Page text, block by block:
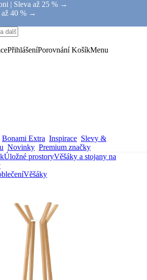
| Sleva až 25 % →
až 40 % →
PřihlášeníPorovnání KošíkMenu
Bonami Extra Inspirace Slevy &
Novinky Premium značky
Úložné prostoryVěšáky a stojany na
Věšáky